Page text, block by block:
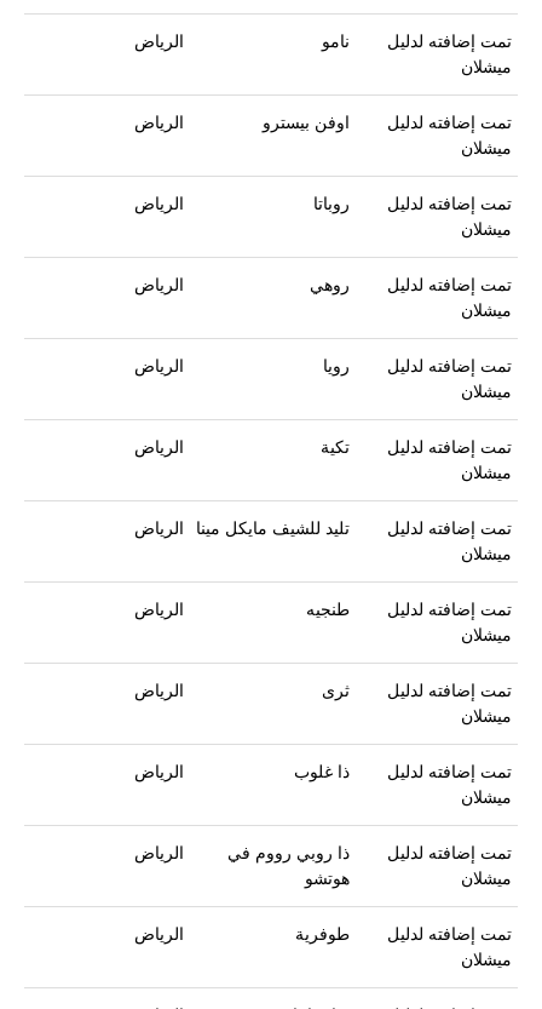
تمت إضافته لدليل
ميشلان
نامو الرياض
تمت إضافته لدليل
ميشلان
اوفن بيسترو الرياض
تمت إضافته لدليل
ميشلان
روباتا الرياض
تمت إضافته لدليل
ميشلان
روهي الرياض
تمت إضافته لدليل
ميشلان
رويا الرياض
تمت إضافته لدليل
ميشلان
تكية الرياض
تمت إضافته لدليل
ميشلان
تليد للشيف مايكل مينا الرياض
تمت إضافته لدليل
ميشلان
طنجيه الرياض
تمت إضافته لدليل
ميشلان
ثرى الرياض
تمت إضافته لدليل
ميشلان
ذا غلوب الرياض
تمت إضافته لدليل
ميشلان
ذا روبي رووم في
هوتشو
الرياض
تمت إضافته لدليل
ميشلان
طوفرية الرياض